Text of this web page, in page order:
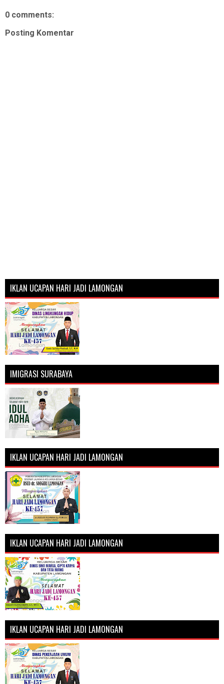
0 comments:
Posting Komentar
IKLAN UCAPAN HARI JADI LAMONGAN
IMIGRASI SURABAYA
IKLAN UCAPAN HARI JADI LAMONGAN
IKLAN UCAPAN HARI JADI LAMONGAN
IKLAN UCAPAN HARI JADI LAMONGAN